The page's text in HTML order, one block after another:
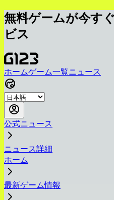
無料ゲームが今す
ビス
ホームゲーム一覧ニュース
公式ニュース
ニュース詳細
ホーム
最新ゲーム情報